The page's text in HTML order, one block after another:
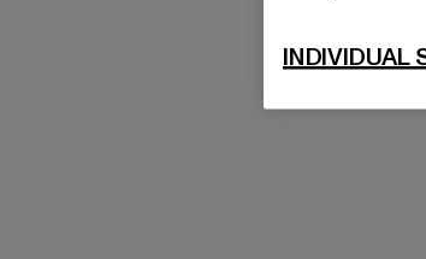
INDIVIDUAL